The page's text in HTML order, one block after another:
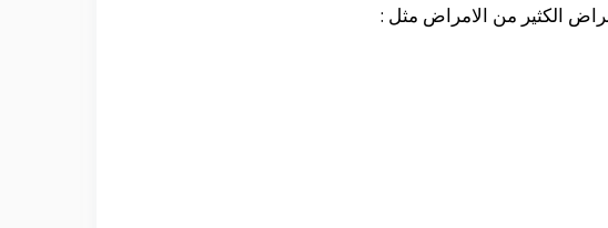
الكثير من الامراض مثل :